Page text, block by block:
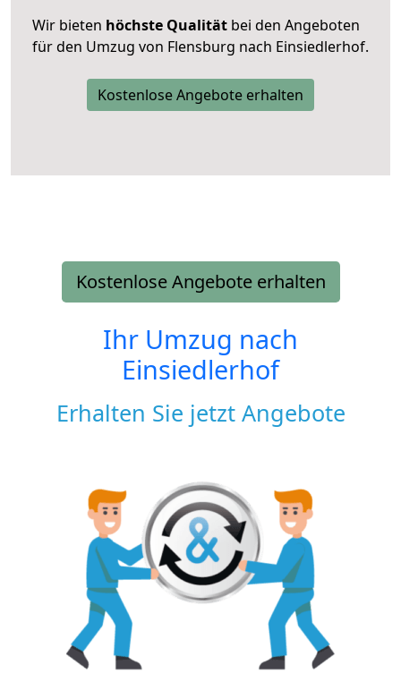
Wir bieten höchste Qualität bei den Angeboten
für den Umzug von Flensburg nach Einsiedlerhof.
Kostenlose Angebote erhalten
Kostenlose Angebote erhalten
Ihr Umzug nach
Einsiedlerhof
Erhalten Sie jetzt Angebote